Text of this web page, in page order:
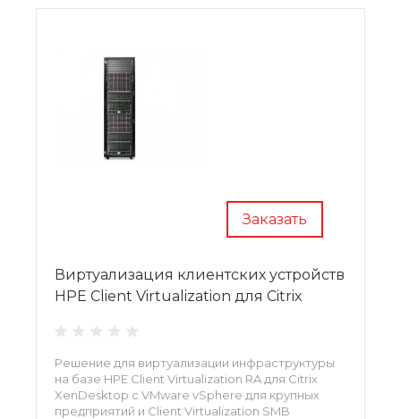
Заказать
Виртуализация клиентских устройств
HPE Client Virtualization для Citrix
Решение для виртуализации инфраструктуры
на базе HPE Client Virtualization RA для Citrix
XenDesktop с VMware vSphere для крупных
предприятий и Client Virtualization SMB